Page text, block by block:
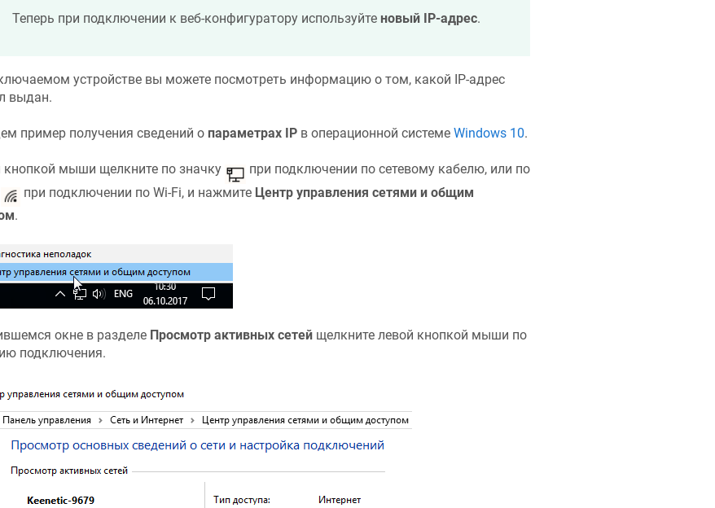
Теперь при подключении к веб-конфигуратору используйте новый IP-адрес.
устройстве вы можете посмотреть информацию о том, какой IP-адрес
выдан.
пример получения сведений о параметрах IPв операционной системе Windows 10.
кнопкой мыши щелкните по значку
при подключении по сетевому кабелю, или по
при подключении по Wi-Fi, и нажмите Центр управления сетями и общим
.
окне в разделе Просмотр активных сетейщелкните левой кнопкой мыши по
подключения.